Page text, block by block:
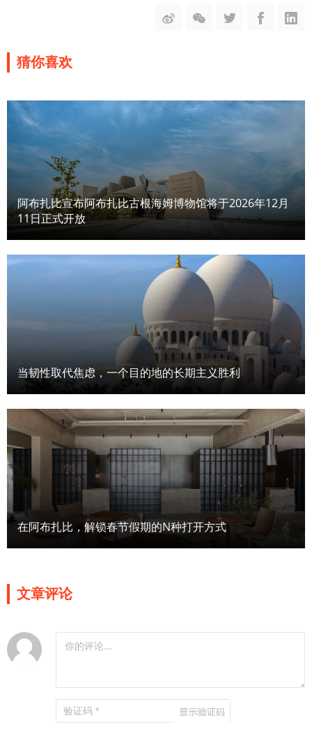
猜你喜欢
阿布扎比宣布阿布扎比古根海姆博物馆将于2026年12月
11日正式开放
当韧性取代焦虑，一个目的地的长期主义胜利
在阿布扎比，解锁春节假期的N种打开方式
文章评论